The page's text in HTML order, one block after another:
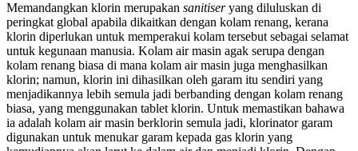
Memandangkan klorin merupakan sanitiseryang diluluskan di
peringkat global apabila dikaitkan dengan kolam renang, kerana
klorin diperlukan untuk memperakui kolam tersebut sebagai selamat
untuk kegunaan manusia. Kolam air masin agak serupa dengan
kolam renang biasa di mana kolam air masin juga menghasilkan
klorin; namun, klorin ini dihasilkan oleh garam itu sendiri yang
menjadikannya lebih semula jadi berbanding dengan kolam renang
biasa, yang menggunakan tablet klorin. Untuk memastikan bahawa
ia adalah kolam air masin berklorin semula jadi, klorinator garam
digunakan untuk menukar garam kepada gas klorin yang